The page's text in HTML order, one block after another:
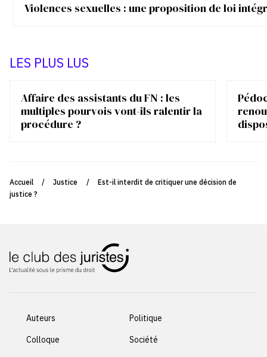
Violences sexuelles : une proposition de loi
LES PLUS LUS
Affaire des assistants du FN : les
multiples pourvois vont-ils ralentir la
procédure ?
Accueil / Justice /
Est-il interdit de critiquer une décision de
justice ?
Auteurs
Colloque
Politique
Société